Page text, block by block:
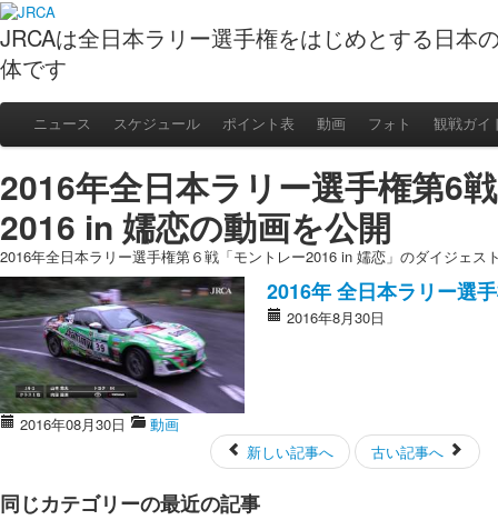
JRCAは全日本ラリー選手権をはじめとする日本
体です
ニュース スケジュール ポイント表 動画 フォト 観戦ガ
2016年全日本ラリー選手権第6
2016 in 嬬恋の動画を公開
2016年全日本ラリー選手権第６戦「モントレー2016 in 嬬恋」のダイジェス
2016年 全日本ラリー選
2016年8月30日
2016年08月30日
動画
新しい記事へ
古い記事へ
同じカテゴリーの最近の記事